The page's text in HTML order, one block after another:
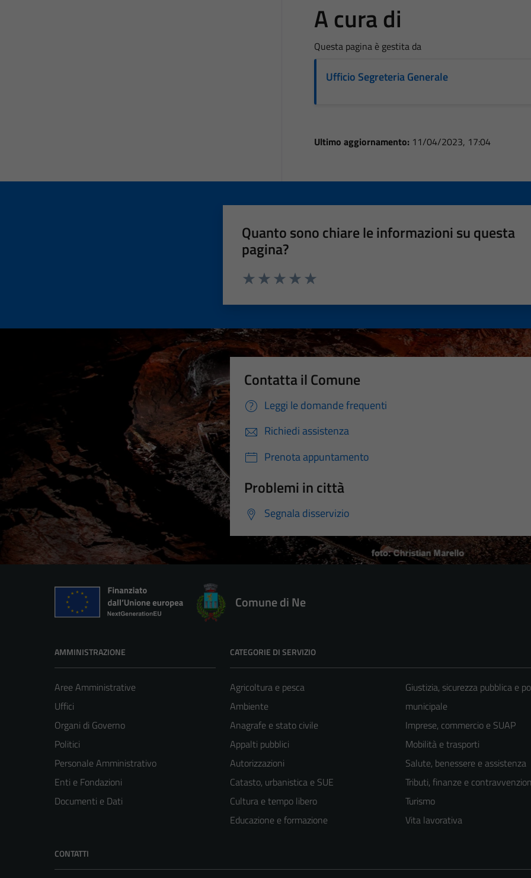
A cura di
Questa pagina è gestita da
Ufficio Segreteria Generale
Ultimo aggiornamento: 11/04/2023, 17:04
Quanto sono chiare le informazioni su questa
pagina?
Contatta il Comune
Leggi le domande frequenti
Richiedi assistenza
Prenota appuntamento
Problemi in città
Segnala disservizio
Comune di Ne
AMMINISTRAZIONE
Aree Amministrative
Uffici
Organi di Governo
Politici
Personale Amministrativo
Enti e Fondazioni
Documenti e Dati
CATEGORIE DI SERVIZIO
Agricoltura e pesca
Ambiente
Anagrafe e stato civile
Appalti pubblici
Autorizzazioni
Catasto, urbanistica e SUE
Cultura e tempo libero
Educazione e formazione
Giustizia, sicurezza pubblica e
municipale
Imprese, commercio e SUAP
Mobilità e trasporti
Salute, benessere e assistenza
Tributi, finanze e
Turismo
Vita lavorativa
CONTATTI